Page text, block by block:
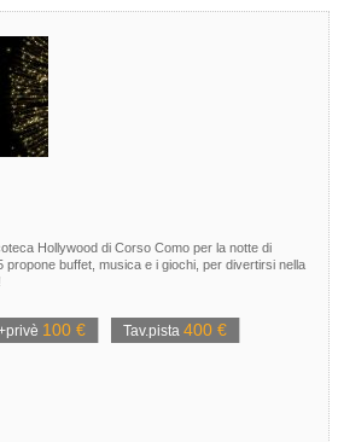
Hollywood di Corso Como per la notte di
propone buffet, musica e i giochi, per divertirsi nella
100 € Tav.pista 400 €